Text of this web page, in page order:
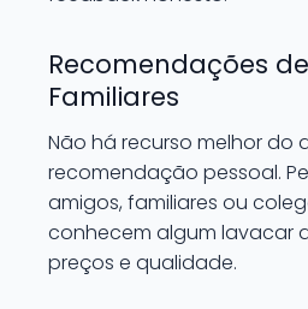
Recomendações
Familiares
Não há recurso melhor do
recomendação pessoal.
amigos, familiares ou
conhecem algum lavacar
preços e qualidade.